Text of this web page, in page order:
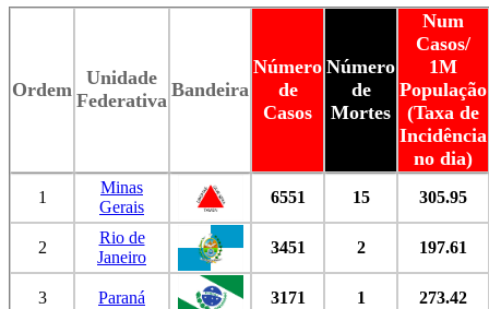
Ordem
Unidade
Federativa Bandeira
Número
de
Casos
Número
de
Mortes
Num
Casos/
1M
População
(Taxa de
Incidência
no dia)
1
Minas
Gerais
6551 15 305.95
2
Rio de
Janeiro
3451 2 197.61
3 Paraná 3171 1 273.42